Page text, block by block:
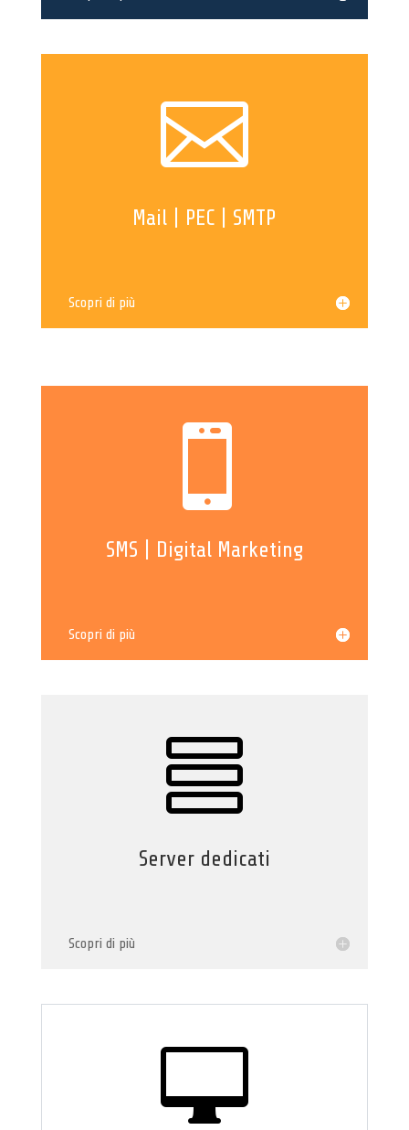

Mail | PEC | SMTP
Scopri di più

SMS | Digital Marketing
Scopri di più

Server dedicati
Scopri di più
